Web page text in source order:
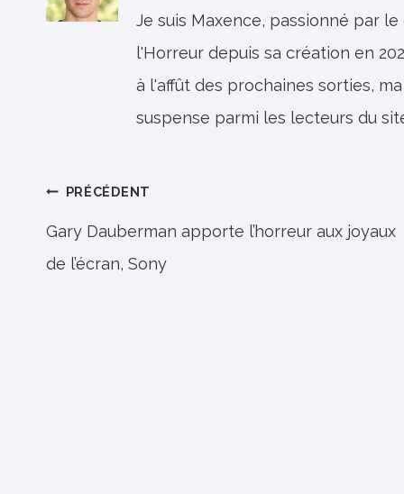
Je suis Maxence, passionné par
l'Horreur depuis sa création en
à l'affût des prochaines sorties,
suspense parmi les lecteurs du
Navigation
de
l’article
PRÉCÉDENT
Gary Dauberman apporte l’horreur aux joyaux
de l’écran, Sony